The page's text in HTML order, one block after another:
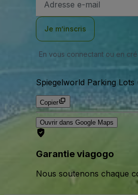
e-
Je m’inscris
En vous connectant ou en
Spiegelworld Parking Lots
Copier
Ouvrir dans Google Maps
Garantie viagogo
Nous soutenons chaque